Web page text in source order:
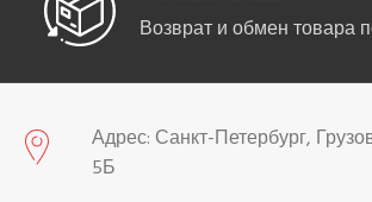
Возврат и обмен товара
Адрес: Санкт-Петербург,
5Б